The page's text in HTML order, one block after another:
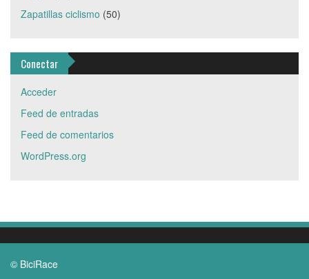
Zapatillas ciclismo (50)
Conectar
Acceder
Feed de entradas
Feed de comentarios
WordPress.org
© BiciRace